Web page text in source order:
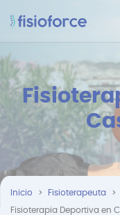
Inicio Fisioterapeuta
Fisioterapia Deportiva en